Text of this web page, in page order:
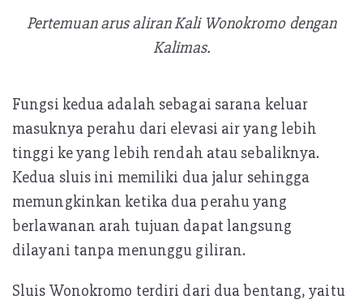
Pertemuan arus aliran Kali Wonokromo dengan
Kalimas.
Fungsi kedua adalah sebagai sarana keluar
masuknya perahu dari elevasi air yang lebih
tinggi ke yang lebih rendah atau sebaliknya.
Kedua sluis ini memiliki dua jalur sehingga
memungkinkan ketika dua perahu yang
berlawanan arah tujuan dapat langsung
dilayani tanpa menunggu giliran.
Sluis Wonokromo terdiri dari dua bentang, yaitu